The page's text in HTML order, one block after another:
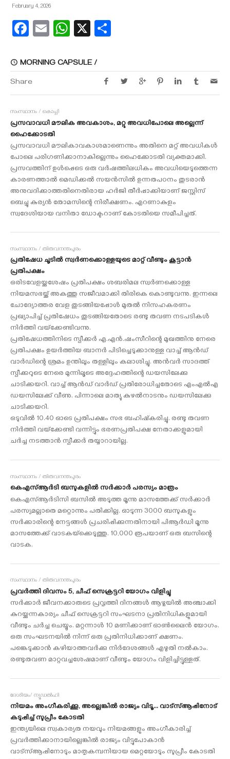
February 4, 2026
Facebook
EmailWhatsApp
X
MORNING CAPSULE /
Share
സംസ്ഥാനം / കൊച്ചി
പ്രസവാവധി മൗലിക അവകാശം, മറ്റു അവധിപോലെ അല്ലെന്ന്
ഹൈക്കോടതി
പ്രസവാവധി മൗലികാവകാശമാണെന്നും അതിനെ മറ്റ് അവധികള്‍
പോലെ പരിഗണിക്കാനാകില്ലെന്നും ഹൈക്കോടതി വ്യക്തമാക്കി.
പ്രസവത്തിന് ഉള്‍പ്പെടെ ഒരു വര്‍ഷത്തിലധികം അവധിയെടുത്തെന്ന
കാരണത്താല്‍ മെഡിക്കല്‍ സയന്‍സില്‍ ഉന്നതപഠനം തുടരാന്‍
അനുവദിക്കാത്തതിനെതിരായ ഹര്‍ജി തീര്‍പ്പാക്കിയാണ് ജസ്റ്റിസ്
ബെച്ചു കുര്യന്‍ തോമസിന്റെ നിരീക്ഷണം. എറണാകുളം
സ്വദേശിയായ വനിതാ ഡോക്ടറാണ് കോടതിയെ സമീപിച്ചത്.
സംസ്ഥാനം / തിരുവനന്തപുരം
പ്രതിഷേധ ചൂടില്‍ സ്വര്‍ണക്കൊള്ളയുടെ മാറ്റ് വീണ്ടും കൂട്ടാന്‍
പ്രതിപക്ഷം
ഒരിടവേളയ്ക്കുശേഷം പ്രതിപക്ഷം ശബരിമല സ്വര്‍ണക്കൊള്ള
നിയമസഭയ്ക്ക് അകത്തു സജീവമാക്കി തിരികെ കൊണ്ടുവന്നു. ഇന്നലെ
ചോദ്യോത്തര വേള തുടങ്ങിയപ്പോള്‍ മുതല്‍ നിസഹകരണം
പ്രഖ്യാപിച്ച് പ്രതിഷേധം തുടങ്ങിയതോടെ രണ്ടു തവണ നടപടികള്‍
നിര്‍ത്തി വയ്‌ക്കേണ്ടിവന്നു.
പ്രതിഷേധത്തിനിടെ സ്പീക്കര്‍ എ.എന്‍.ഷംസീറിന്റെ മുഖത്തിനു നേരെ
പ്രതിപക്ഷം ഉയര്‍ത്തിയ ബാനര്‍ പിടിച്ചെടുക്കാനുള്ള വാച്ച് ആന്‍ഡ്
വാര്‍ഡിന്റെ ശ്രമം ഉന്തിലും തള്ളിലും കലാശിച്ചു. അന്‍വര്‍ സാദത്ത്
സ്പീക്കറുടെ നേരെ മുന്നിലൂടെ അദ്ദേഹത്തിന്റെ ഡയസിലേക്കു
ചാടിക്കയറി. വാച്ച് ആന്‍ഡ് വാര്‍ഡ് പ്രതിരോധിച്ചതോടെ എംഎല്‍എ
ഡയസിലേക്ക് വീണു. പിന്നാലെ മാത്യു കുഴല്‍നാടനും ഡയസിലേക്കു
ചാടിക്കയറി.
ഒടുവില്‍ 10.40 ഓടെ പ്രതിപക്ഷം സഭ ബഹിഷ്‌കരിച്ചു. രണ്ടു തവണ
നിര്‍ത്തി വയ്‌ക്കേണ്ടി വന്നിട്ടും ഭരണപ്രതിപക്ഷ നേതാക്കളുമായി
ചര്‍ച്ച നടത്താന്‍ സ്പീക്കര്‍ തയ്യാറായില്ല.
സംസ്ഥാനം / തിരുവനന്തപുരം
കെഎസ്ആര്‍ടി ബസുകളില്‍ സര്‍ക്കാര്‍ പരസ്യം മാത്രം
കെഎസ്ആര്‍ടിസി ബസില്‍ അടുത്ത മൂന്നു മാസത്തേക്ക് സര്‍ക്കാര്‍
പരസ്യമല്ലാതെ മറ്റൊന്നും പതിക്കില്ല. ഓടുന്ന 3000 ബസുകളും
സര്‍ക്കാരിന്റെ നേട്ടങ്ങള്‍ പ്രചരിപ്പിക്കുന്നതിനായി പിആര്‍ഡി മൂന്നു
മാസത്തേക്ക് വാടകയ്‌ക്കെടുത്തു. 10,000 രൂപയാണ് ഒരു ബസിന്റെ
വാടക.
സംസ്ഥാനം / തിരുവനന്തപുരം
പ്രവര്‍ത്തി ദിവസം 5, ചീഫ് സെക്രട്ടറി യോഗം വിളിച്ചു
സര്‍ക്കാര്‍ ജീവനക്കാരുടെ പ്രവൃത്തി ദിനങ്ങള്‍ ആഴ്ചയില്‍ അഞ്ചാക്കി
കുറയ്ക്കുന്നകാര്യം ചീഫ് സെക്രട്ടറി സംഘടനാ പ്രതിനിധികളുമായി
വീണ്ടും ചര്‍ച്ച ചെയ്യും. മറ്റന്നാള്‍ 10 മണിക്കാണ് ഓണ്‍ലൈന്‍ യോഗം.
ഒരു സംഘടനയില്‍ നിന്ന് ഒരു പ്രതിനിധിക്കാണ് ക്ഷണം.
പങ്കെടുക്കാന്‍ കഴിയാത്തവര്‍ക്കു നിര്‍ദേശങ്ങള്‍ എഴുതി നല്‍കാം.
രണ്ടുതവണ മാറ്റവച്ചശേഷമാണ് വീണ്ടും യോഗം വിളിച്ചിട്ടുള്ളത്.
ദേശീയം/ ന്യൂഡല്‍ഹി
നിയമം അംഗീകരിക്കൂ, അല്ലെങ്കില്‍ രാജ്യം വിടൂ... വാട്‌സ്ആപ്പിനോട്
കടുപ്പിച്ച് സുപ്രീം കോടതി
ഇന്ത്യയിലെ സ്വകാര്യത നയവും നിയമങ്ങളും അംഗീകാരിച്ച്
പ്രവര്‍ത്തിക്കാനായില്ലെങ്കില്‍ രാജ്യം വിട്ടുപോകാന്‍
വാട്‌സ്ആപ്പിനോടും മാതൃകമ്പനിയായ മെറ്റയോടും സുപ്രീം കോടതി